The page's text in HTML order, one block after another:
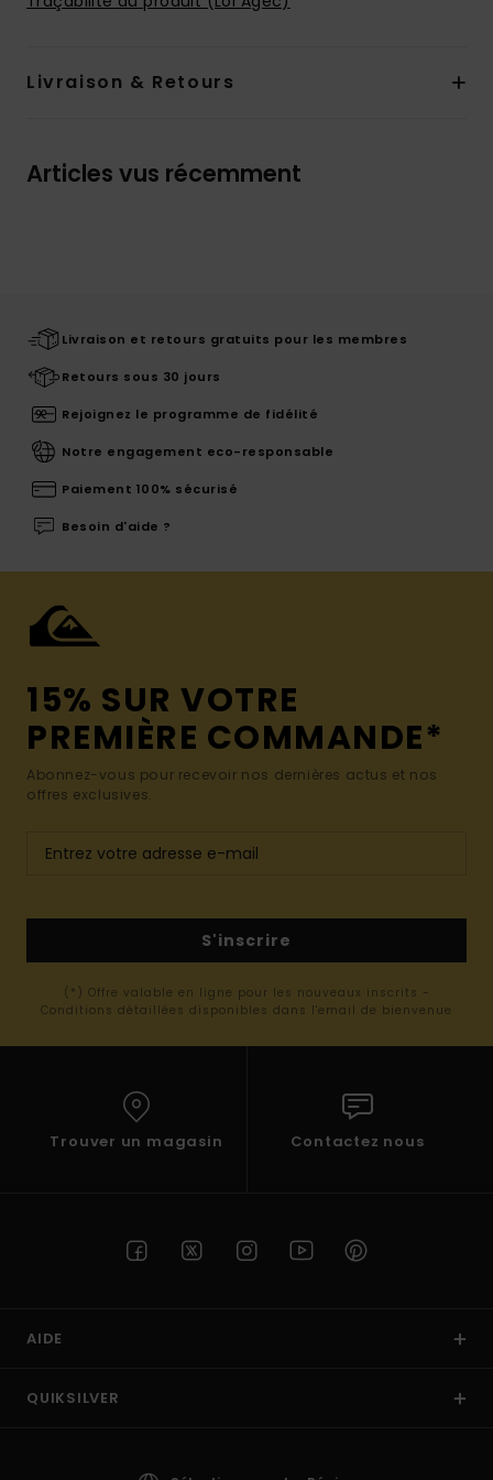
Livraison & Retours
Articles vus récemment
Livraison et retours gratuits pour les membres
Retours sous 30 jours
Rejoignez le programme de fidélité
Notre engagement eco-responsable
Paiement 100% sécurisé
Besoin d'aide ?
15% SUR VOTRE
PREMIÈRE COMMANDE*
Abonnez-vous pour recevoir nos dernières actus et nos
offres exclusives.
S'inscrire
(*) Offre valable en ligne pour les nouveaux inscrits -
Conditions détaillées disponibles dans l'email de bienvenue
Trouver un magasin Contactez nous
AIDE
QUIKSILVER